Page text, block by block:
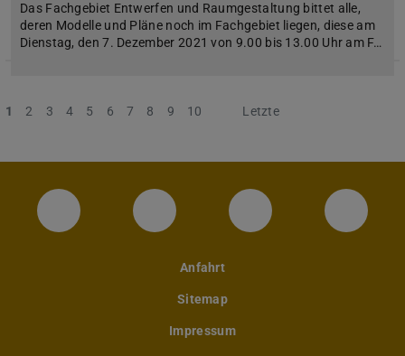
Das Fachgebiet Entwerfen und Raumgestaltung bittet alle,
deren Modelle und Pläne noch im Fachgebiet liegen, diese am
Dienstag, den 7. Dezember 2021 von 9.00 bis 13.00 Uhr am F…
1 2 3 4 5 6 7 8 9 10 Nächste
Letzte
Instagram-Seite des Fachbereichs
LinkedIn-Profil desFacebook-Seite
Anfahrt
Sitemap
Impressum